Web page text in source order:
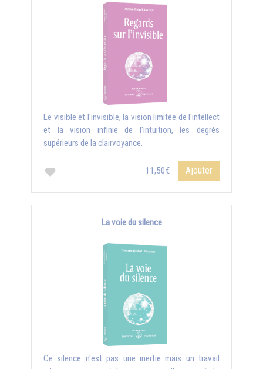
Le visible et l'invisible, la vision limitée de l'intellect
et la vision infinie de l'intuition, les degrés
supérieurs de la clairvoyance.
11,50€ Ajouter
La voie du silence
Ce silence n'est pas une inertie mais un travail